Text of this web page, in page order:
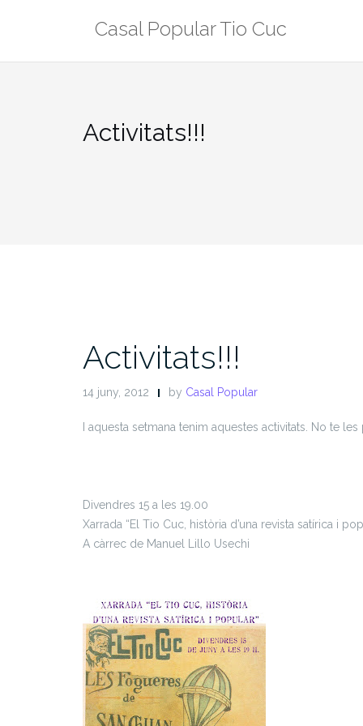
Casal Popular Tio Cuc
Activitats!!!
Activitats!!!
14 juny, 2012 by Casal Popular
I aquesta setmana tenim aquestes activitats. No te
Divendres 15 a les 19.00
Xarrada “El Tio Cuc, història d’una revista satírica i
A càrrec de Manuel Lillo Usechi